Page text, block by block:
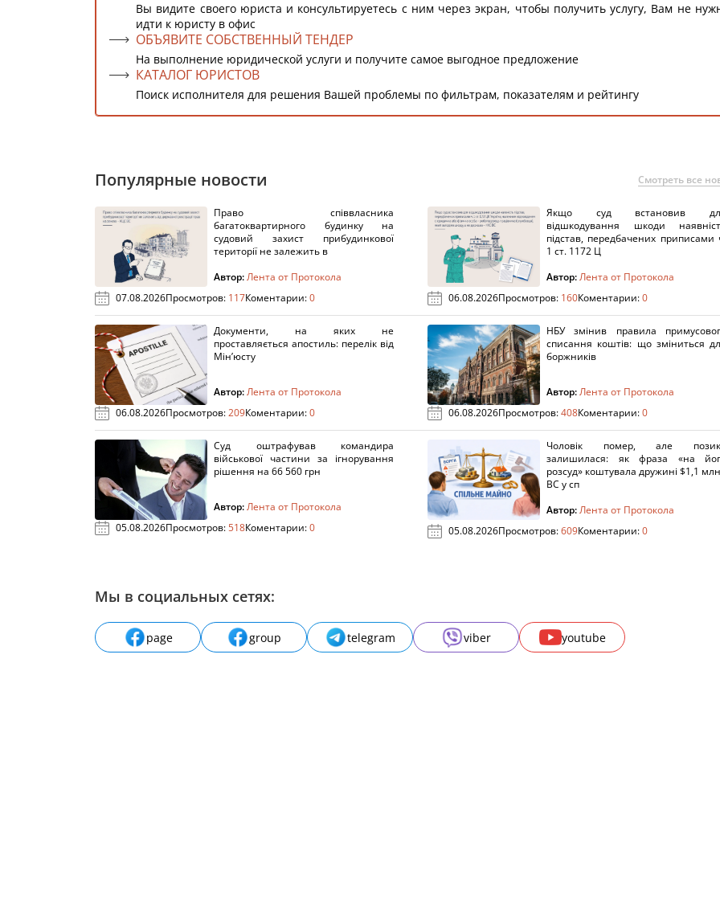
Вы видите своего юриста и консультируетесь с ним через экран, чтобы получить услугу, Вам не
идти к юристу в офис
ОБЪЯВИТЕ СОБСТВЕННЫЙ ТЕНДЕР
На выполнение юридической услуги и получите самое выгодное предложение
КАТАЛОГ ЮРИСТОВ
Поиск исполнителя для решения Вашей проблемы по фильтрам, показателям и рейтингу
Популярные новости Смотреть все
Право співвласника
багатоквартирного будинку на
судовий захист прибудинкової
території не залежить в
Автор:Лента от Протокола
07.08.2026Просмотров: 117Коментарии:0
Якщо суд встановив
відшкодування шкоди
підстав, передбачених приписами
1 ст. 1172 Ц
Автор:Лента от Протокола
06.08.2026Просмотров: 160Коментарии:0
Документи, на яких не
проставляється апостиль: перелік від
Мін’юсту
Автор:Лента от Протокола
06.08.2026Просмотров:209Коментарии:0
НБУ змінив правила
списання коштів: що зміниться
боржників
Автор:Лента от Протокола
06.08.2026Просмотров:408Коментарии:0
Суд оштрафував командира
військової частини за ігнорування
рішення на 66 560 грн
Автор:Лента от Протокола
05.08.2026Просмотров:518Коментарии:0
Чоловік помер, але
залишилася: як фраза «на
розсуд» коштувала дружині $1,1
ВС у сп
Автор:Лента от Протокола
05.08.2026Просмотров:609Коментарии:0
Мы в социальных сетях:
page group telegram viber youtube